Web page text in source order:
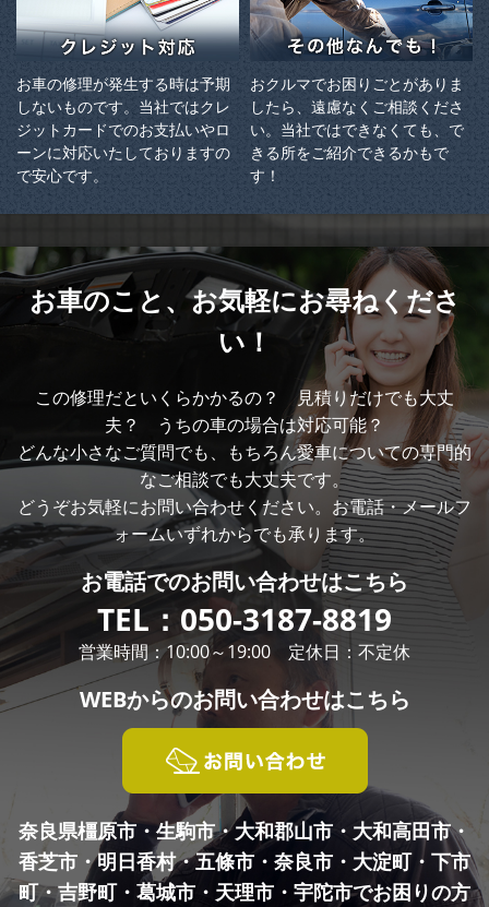
お車の修理が発生する時は予期
しないものです。当社ではクレ
ジットカードでのお支払いやロ
ーンに対応いたしておりますの
で安心です。
おクルマでお困りごとがありま
したら、遠慮なくご相談くださ
い。当社ではできなくても、で
きる所をご紹介できるかもで
す！
お車のこと、お気軽にお尋ねくださ
い！
この修理だといくらかかるの？ 見積りだけでも大丈
夫？ うちの車の場合は対応可能？
どんな小さなご質問でも、もちろん愛車についての専門的
なご相談でも大丈夫です。
どうぞお気軽にお問い合わせください。お電話・メールフ
ォームいずれからでも承ります。
お電話でのお問い合わせはこちら
TEL： 050-3187-8819
営業時間：10:00～19:00 定休日：不定休
WEBからのお問い合わせはこちら
奈良県橿原市・生駒市・大和郡山市・大和高田市・
香芝市・明日香村・五條市・奈良市・ 大淀町・下市
町・吉野町・葛城市・天理市・宇陀市でお困りの方